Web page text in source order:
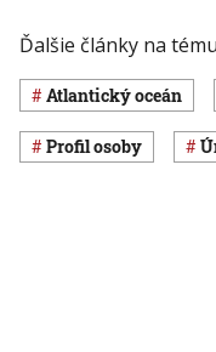
Ďalšie články na
Atlantický oceán
profil osoby